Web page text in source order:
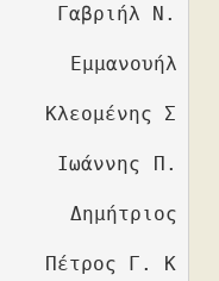
Γαβριήλ Ν.
Εμμανουήλ
Κλεομένης Σ
Ιωάννης Π.
Δημήτριος
Γ. Κ